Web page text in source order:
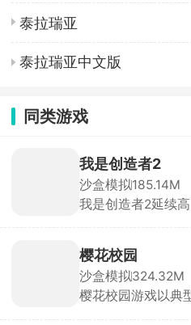
泰拉瑞亚
泰拉瑞亚中文版
同类游戏
我是创造者2
沙盒模拟185.14M
我是创造者2延续
造者，踏入一片由
成的广袤开放世界
为可触摸、可漫游
世界，让创造的乐
樱花校园
沙盒模拟324.32M
樱花校园游戏以典